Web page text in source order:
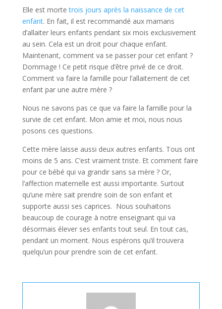
Elle est mortetrois jours après la naissance de cet
enfant. En fait, il est recommandé aux mamans
d’allaiter leurs enfants pendant six mois exclusivement
au sein. Cela est un droit pour chaque enfant.
Maintenant, comment va se passer pour cet enfant ?
Dommage ! Ce petit risque d’être privé de ce droit.
Comment va faire la famille pour l’allaitement de cet
enfant par une autre mère ?
Nous ne savons pas ce que va faire la famille pour la
survie de cet enfant. Mon amie et moi, nous nous
posons ces questions.
Cette mère laisse aussi deux autres enfants. Tous ont
moins de 5 ans. C’est vraiment triste. Et comment faire
pour ce bébé qui va grandir sans sa mère ? Or,
l’affection maternelle est aussi importante. Surtout
qu’une mère sait prendre soin de son enfant et
supporte aussi ses caprices. Nous souhaitons
beaucoup de courage à notre enseignant qui va
désormais élever ses enfants tout seul. En tout cas,
pendant un moment. Nous espérons qu’il trouvera
quelqu’un pour prendre soin de cet enfant.